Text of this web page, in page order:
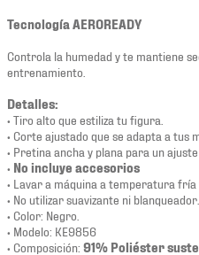
Tecnología AEROREADY
Controla la humedad y te mantiene
entrenamiento.
Detalles:
• Tiro alto que estiliza tu figura.
• Corte ajustado que se adapta a tus
• Pretina ancha y plana para un ajuste
• No incluye accesorios
• Lavar a máquina a temperatura fría
• No utilizar suavizante ni blanqueador.
• Color: Negro.
• Modelo: KE9856
• Composición: 91% Poliéster